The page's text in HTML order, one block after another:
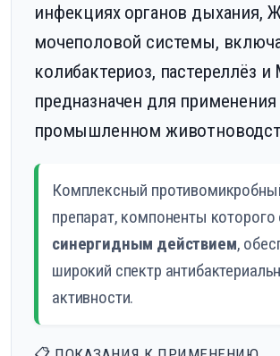
инфекциях органов дыхания,
мочеполовой системы,
колибактериоз, пастереллёз
предназначен для применения
промышленном
Комплексный
препарат, компоненты
синергидным действием,
широкий спектр
активности.